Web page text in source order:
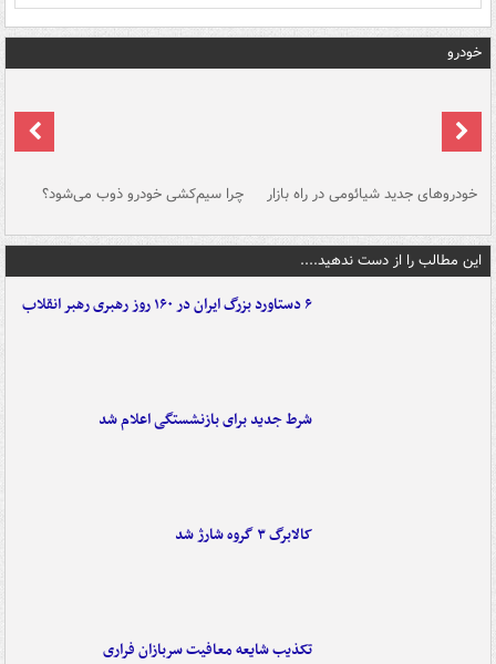
خودرو
خودروهای جدید شیائومی در راه بازار چرا سیم‌کشی خودرو ذوب می‌شود؟
این مطالب را از دست ندهید....
۶ دستاورد بزرگ ایران در ۱۶۰ روز رهبری رهبر انقلاب
شرط جدید برای بازنشستگی اعلام شد
کالابرگ ۳ گروه شارژ شد
تکذیب شایعه معافیت سربازان فراری